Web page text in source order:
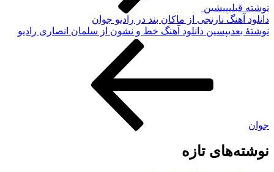
قبلیپیشین
آهنگ نارنجی از ماکان بند در رادیو جوان
بعدیپسین دانلود آهنگ خط و نشون از سلمان انصاری رادیو
تازه